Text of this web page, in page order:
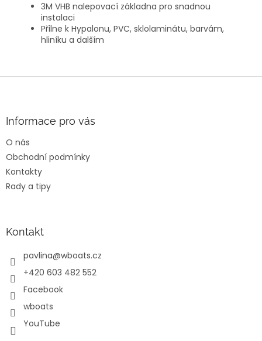
3M VHB nalepovací základna pro snadnou
instalaci
Přilne k Hypalonu, PVC, sklolaminátu, barvám,
hliníku a dalším
Informace pro vás
O nás
Obchodní podmínky
Kontakty
Rady a tipy
Kontakt
pavlina@wboats.cz
+420 603 482 552
Facebook
wboats
YouTube